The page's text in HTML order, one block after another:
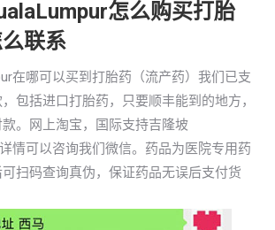
怎么购买打胎
联系
在哪可以买到打胎药（流产药）我们已支
包括进口打胎药，只要顺丰能到的地方，
。网上淘宝，国际支持吉隆坡
情可以咨询我们微信。药品为医院专用药
扫码查询真伪，保证药品无误后支付货